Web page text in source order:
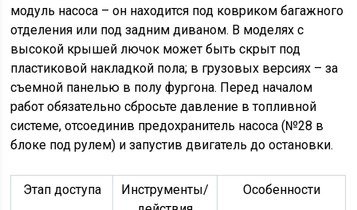
модуль насоса – он находится под ковриком багажного
отделения или под задним диваном. В моделях с
высокой крышей лючок может быть скрыт под
пластиковой накладкой пола; в грузовых версиях – за
съемной панелью в полу фургона. Перед началом
работ обязательно сбросьте давление в топливной
системе, отсоединив предохранитель насоса (№28 в
блоке под рулем) и запустив двигатель до остановки.
Этап доступа
Инструменты/
Особенности